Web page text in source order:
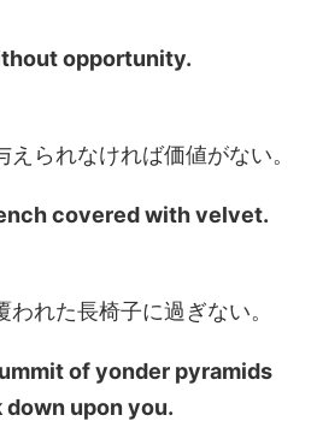
opportunity.
られなければ価値がない。
covered with velvet.
れた長椅子に過ぎない。
of yonder pyramids
upon you.